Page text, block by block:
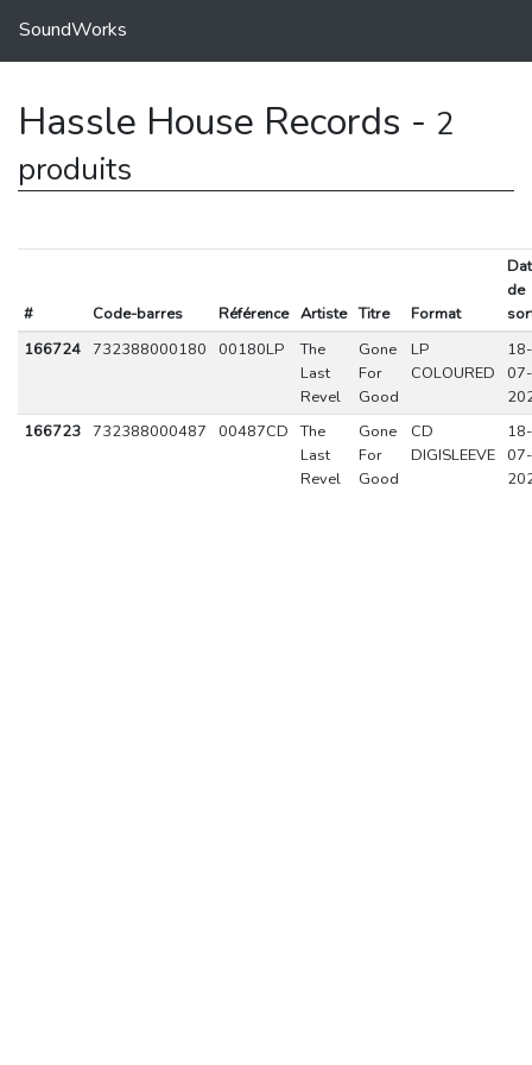
SoundWorks
Hassle House Records - 2
produits
# Code-barres Référence Artiste Titre Format
de
166724
732388000180 00180LP
The
Last
Revel
Gone
For
Good
LP
COLOURED
18-
07-
166723
732388000487 00487CD The
Last
Revel
Gone
For
Good
CD
DIGISLEEVE
18-
07-